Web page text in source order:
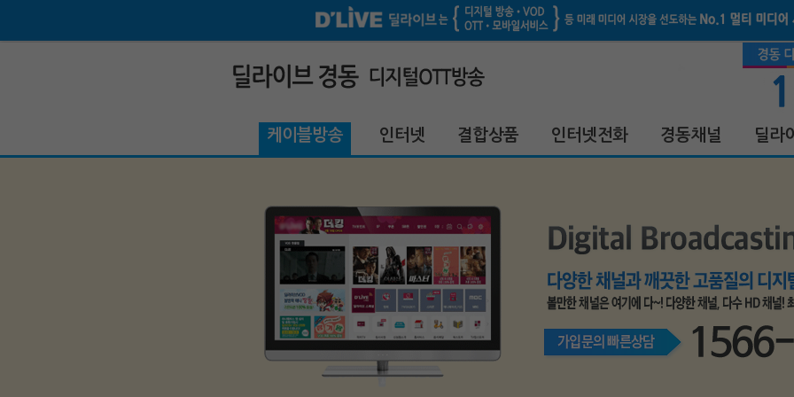
케이블방송 인터넷 결합상품 인터넷전화 경동채널 딜라